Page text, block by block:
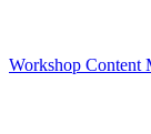
Workshop Content